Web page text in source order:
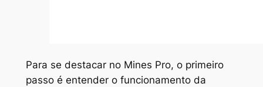
Para se destacar no Mines Pro, o primeiro
passo é entender o funcionamento da